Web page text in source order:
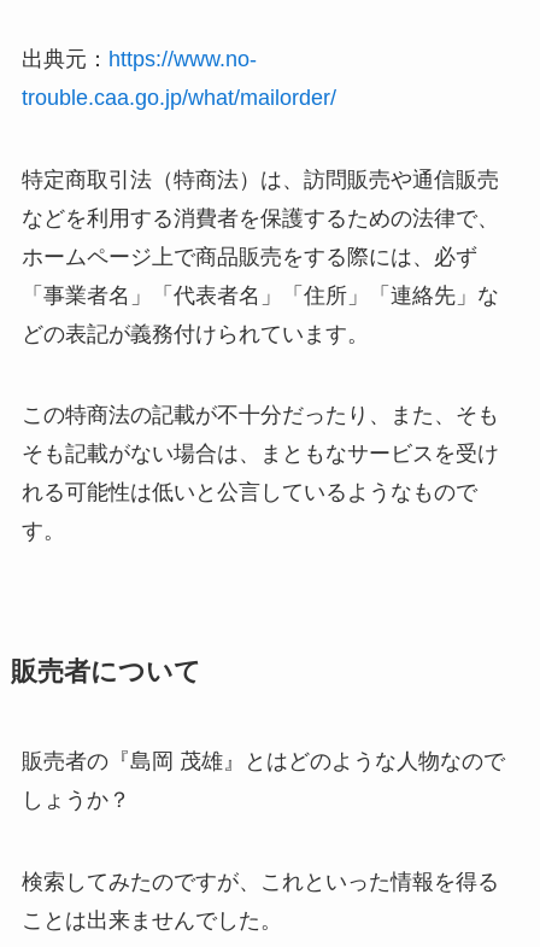
出典元： https://www.no-
trouble.caa.go.jp/what/mailorder/
特定商取引法（特商法）は、訪問販売や通信販売
などを利用する消費者を保護するための法律で、
ホームページ上で商品販売をする際には、必ず
「事業者名」「代表者名」「住所」「連絡先」な
どの表記が義務付けられています。
この特商法の記載が不十分だったり、また、そも
そも記載がない場合は、まともなサービスを受け
れる可能性は低いと公言しているようなもので
す。
販売者について
販売者の『島岡 茂雄』とはどのような人物なので
しょうか？
検索してみたのですが、これといった情報を得る
ことは出来ませんでした。